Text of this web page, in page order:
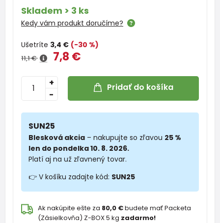
Skladem > 3 ks
Kedy vám produkt doručíme?
Ušetríte 3,4 € (-30 %)
11,1 € 7,8 €
-
+ Pridať do košíka
SUN25
Blesková akcia – nakupujte so zľavou 25 %
len do pondelka 10. 8. 2026.
Platí aj na už zľavnený tovar.
👉 V košíku zadajte kód: SUN25
Ak nakúpite ešte za 80,0 €budete mať Packeta
(Zásielkovňa) Z-BOX 5 kg zadarmo!